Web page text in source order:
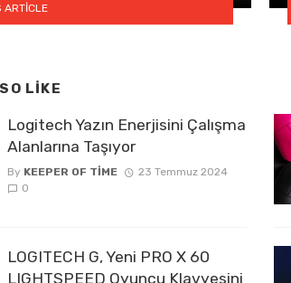
ARTICLE
LIKE
Logitech Yazın Enerjisini Çalışma
Alanlarına Taşıyor
By KEEPER OF TIME
23 Temmuz 2024
0
LOGITECH G, Yeni PRO X 60
LIGHTSPEED Oyuncu Klavyesini